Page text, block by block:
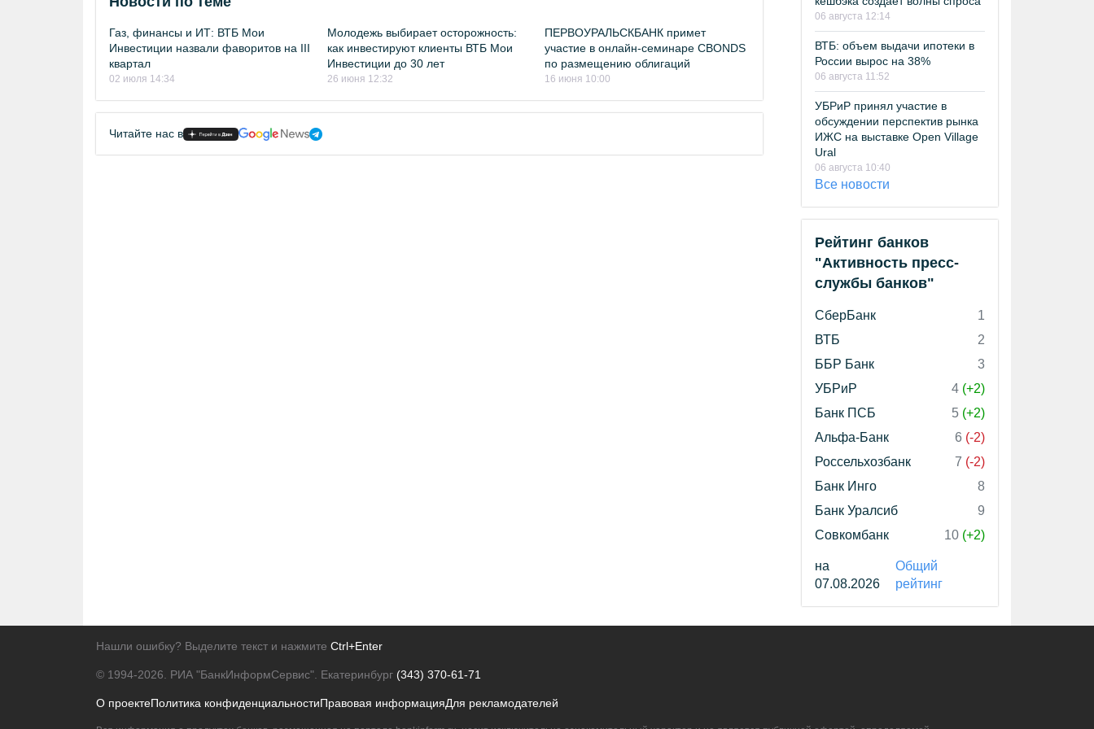
Газ, финансы и ИТ: ВТБ Мои
Инвестиции назвали фаворитов на III
квартал
02 июля 14:34
Молодежь выбирает осторожность:
как инвестируют клиенты ВТБ Мои
Инвестиции до 30 лет
26 июня 12:32
ПЕРВОУРАЛЬСКБАНК примет
участие в онлайн-семинаре CBONDS
по размещению облигаций
16 июня 10:00
Читайте нас в
06 августа 12:14
ВТБ: объем выдачи ипотеки в
России вырос на 38%
06 августа 11:52
УБРиР принял участие в
обсуждении перспектив рынка
ИЖС на выставке Open Village
Ural
06 августа 10:40
Все новости
Рейтинг банков
"Активность пресс-
службы банков"
СберБанк
1
ВТБ
2
ББР Банк
3
УБРиР
4 (+2)
Банк ПСБ
5 (+2)
Альфа-Банк
6 (-2)
Россельхозбанк
7 (-2)
Банк Инго
8
Банк Уралсиб
9
Совкомбанк
10 (+2)
на
07.08.2026
Общий
рейтинг
Нашли ошибку? Выделите текст и нажмите Ctrl+Enter
© 1994-2026. РИА "БанкИнформСервис". Екатеринбург (343) 370-61-71
О проектеПолитика конфиденциальностиПравовая информацияДля рекламодателей